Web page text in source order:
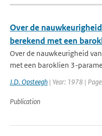
Over de
berekend met een
Over de nauwkeurigheid
met een baroklien 3-
J.D. Opsteegh | Year: 1978 |
Publication